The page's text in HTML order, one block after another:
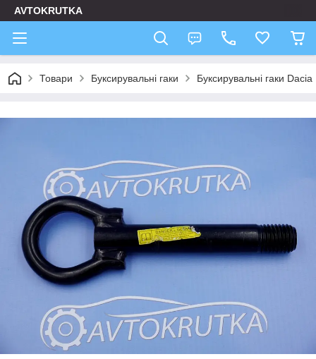
AVTOKRUTKA
Товари Буксирувальні гаки Буксирувальні гаки Dacia